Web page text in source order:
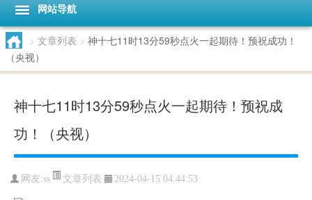
网站导航
> 文章列表 > 神十七11时13分59秒点火一起期待！预祝成功！
（央视）
神十七11时13分59秒点火一起期待！预祝成
功！（央视）
网友:ss 文章列表 2024-04-15 04:44:53